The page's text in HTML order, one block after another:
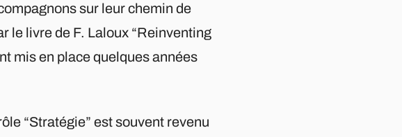
sur leur chemin de
le livre de F. Laloux “Reinventing
mis en place quelques années
“Stratégie” est souvent revenu